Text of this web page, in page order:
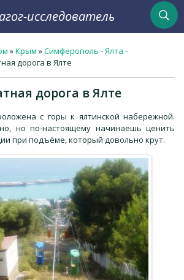
исследователь
»Крым »Симферополь - Ялта -
дорога в Ялте
дорога в Ялте
с горы к ялтинской набережной.
но по-настоящему начинаешь ценить
при подъёме, который довольно крут.